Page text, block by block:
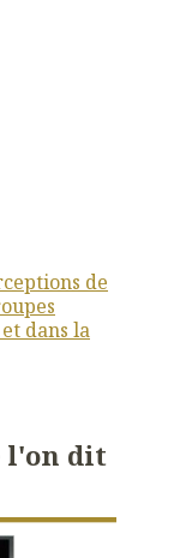
de
dans la
l'on dit